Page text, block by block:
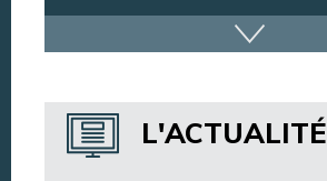
Dispositif de vidéoprotection
Annuaire des services
Annuaire des associations
L'ACTUALITÉ